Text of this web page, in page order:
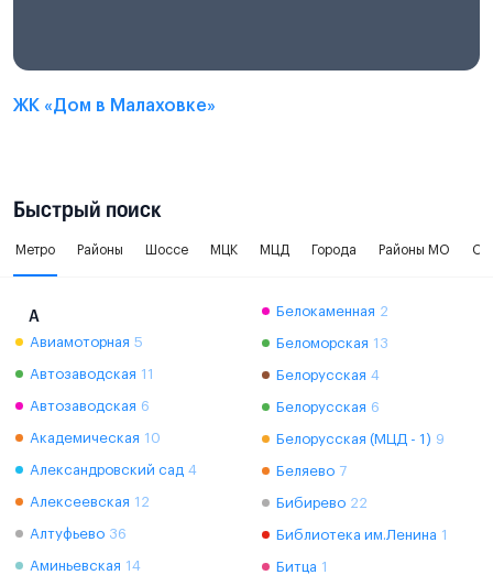
ЖК «Дом в Малаховке»
Быстрый поиск
Метро Районы Шоссе МЦК МЦД Города Районы МО
А
Авиамоторная 5
Автозаводская 11
Автозаводская 6
Академическая 10
Александровский сад 4
Алексеевская 12
Алтуфьево 36
Аминьевская 14
Белокаменная 2
Беломорская 13
Белорусская 4
Белорусская 6
Белорусская (МЦД - 1) 9
Беляево 7
Бибирево 22
Библиотека им.Ленина 1
Битца 1